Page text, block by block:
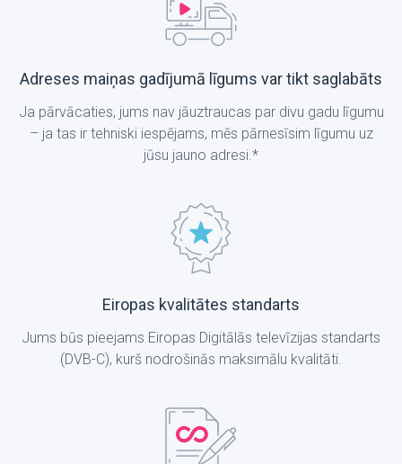
Adreses maiņas gadījumā līgums var tikt saglabāts
Ja pārvācaties, jums nav jāuztraucas par divu gadu līgumu
– ja tas ir tehniski iespējams, mēs pārnesīsim līgumu uz
jūsu jauno adresi.*
Eiropas kvalitātes standarts
Jums būs pieejams Eiropas Digitālās televīzijas standarts
(DVB-C), kurš nodrošinās maksimālu kvalitāti.